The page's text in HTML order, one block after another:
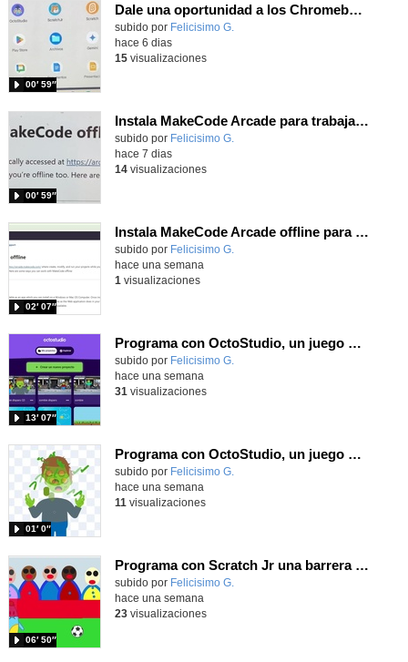
Dale una oportunidad a los Chromebooks y utiliza un proyector para realizar talleres si no tienes pantallas táctiles
Contenido educativo.
subido por Felicisimo G.
00′ 59″
hace 6 dias
15visualizaciones
Instala MakeCode Arcade para trabajar offline en tu tablet, ordenador, Chromebook
Contenido educativo.
subido por Felicisimo G.
00′ 59″
hace 7 dias
14visualizaciones
Instala MakeCode Arcade offline para programar grandes juegos sin necesidad de Internet
Contenido educativo.
subido por Felicisimo G.
02′ 07″
hace una semana
1 visualizaciones
Programa con OctoStudio, un juego de disparos contra Zombies con un cargador basado en el House of the dead
Contenido educativo.
subido por Felicisimo G.
13′ 07″
hace una semana
31 visualizaciones
Programa con OctoStudio, un juego homenajeando al House of the dead con Zombies
Contenido educativo.
subido por Felicisimo G.
01′ 0″
hace una semana
11 visualizaciones
Programa con Scratch Jr una barrera que se desplaza para dar sensación de movimiento
Contenido educativo.
subido por Felicisimo G.
06′ 50″
hace una semana
23visualizaciones